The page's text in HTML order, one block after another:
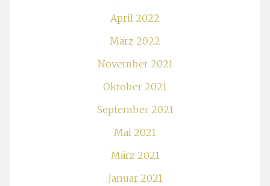
April 2022
März 2022
November 2021
Oktober 2021
September 2021
Mai 2021
März 2021
Januar 2021